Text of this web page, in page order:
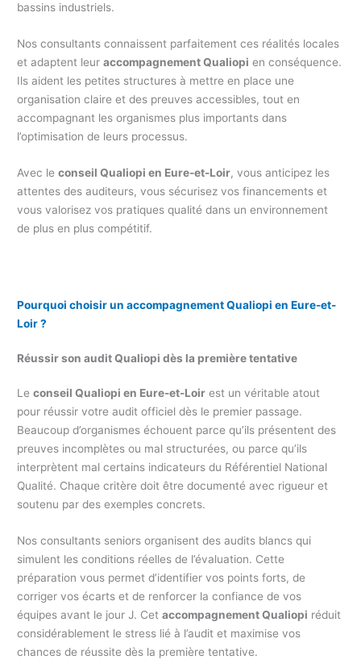
bassins industriels.
Nos consultants connaissent parfaitement ces réalités locales
et adaptent leuraccompagnement Qualiopi en conséquence.
Ils aident les petites structures à mettre en place une
organisation claire et des preuves accessibles, tout en
accompagnant les organismes plus importants dans
l’optimisation de leurs processus.
Avec leconseil Qualiopi en Eure-et-Loir, vous anticipez les
attentes des auditeurs, vous sécurisez vos financements et
vous valorisez vos pratiques qualité dans un environnement
de plus en plus compétitif.
Pourquoi choisir un accompagnement Qualiopi en Eure-et-
Loir ?
Réussir son audit Qualiopi dès la première tentative
Leconseil Qualiopi en Eure-et-Loir est un véritable atout
pour réussir votre audit officiel dès le premier passage.
Beaucoup d’organismes échouent parce qu’ils présentent des
preuves incomplètes ou mal structurées, ou parce qu’ils
interprètent mal certains indicateurs du Référentiel National
Qualité. Chaque critère doit être documenté avec rigueur et
soutenu par des exemples concrets.
Nos consultants seniors organisent des audits blancs qui
simulent les conditions réelles de l’évaluation. Cette
préparation vous permet d’identifier vos points forts, de
corriger vos écarts et de renforcer la confiance de vos
équipes avant le jour J. Cetaccompagnement Qualiopi réduit
considérablement le stress lié à l’audit et maximise vos
chances de réussite dès la première tentative.